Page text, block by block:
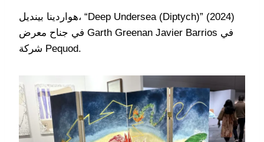
هواردينا بينديل، “Deep Undersea (Diptych)” (2024)
في جناح معرض Garth Greenan Javier Barrios في
شركة Pequod.